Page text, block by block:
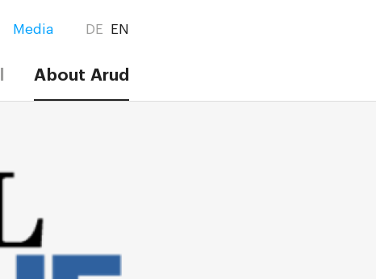
Media DE EN
About Arud